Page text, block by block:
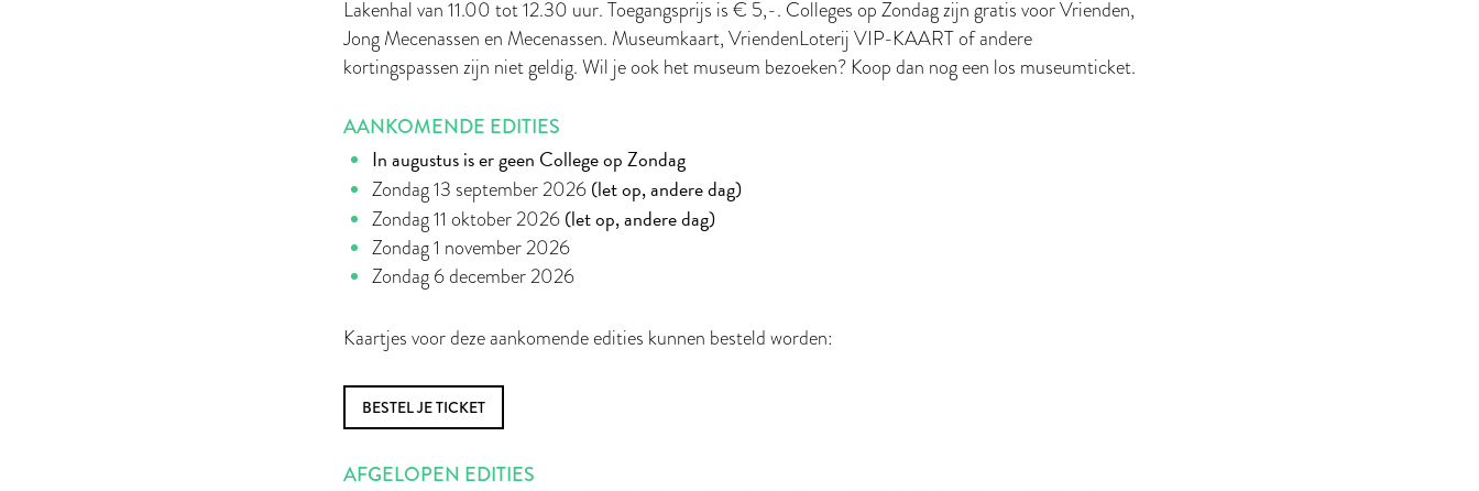
Lakenhal van 11.00 tot 12.30 uur. Toegangsprijs is € 5,-. Colleges op Zondag zijn gratis voor Vrienden,
Jong Mecenassen en Mecenassen. Museumkaart, VriendenLoterij VIP-KAART of andere
kortingspassen zijn niet geldig. Wil je ook het museum bezoeken? Koop dan nog een los museumticket.
AANKOMENDE EDITIES
In augustus is er geen College op Zondag
Zondag 13 september 2026(let op, andere dag)
Zondag 11 oktober 2026(let op, andere dag)
Zondag 1 november 2026
Zondag 6 december 2026
Kaartjes voor deze aankomende edities kunnen besteld worden:
BESTEL JE TICKET
AFGELOPEN EDITIES